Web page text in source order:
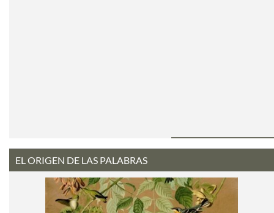
EL ORIGEN DE LAS PALABRAS